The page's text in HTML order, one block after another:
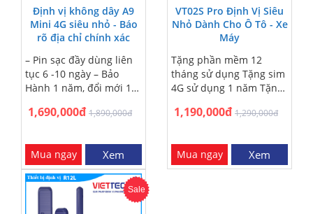
sản phẩm từ 1 năm, Lỗi
1 đổi một trong 12 tháng
Định vị không dây A9
Mini 4G siêu nhỏ - Báo
rõ địa chỉ chính xác
– Pin sạc đầy dùng liên
tục 6 -10 ngày – Bảo
Hành 1 năm, đổi mới 1-1
nam châm dính cực
dụng Tiếng Việt - dễ
dùng – Tặng Sim 4G và
app quản lý 1 năm –
Miễn phí giao hàng COD
toàn quốc - Giao hàng
1,690,000đ 1,890,000đ
Mua ngay Xem
VT02S Pro Định Vị Siêu
Nhỏ Dành Cho Ô Tô - Xe
Máy
Tặng phần mềm 12
tháng sử dụng Tặng sim
4G sử dụng 1 năm Tặng
và HCM Miễn phí ship
1,190,000đ 1,290,000đ
Mua ngay Xem
Sale